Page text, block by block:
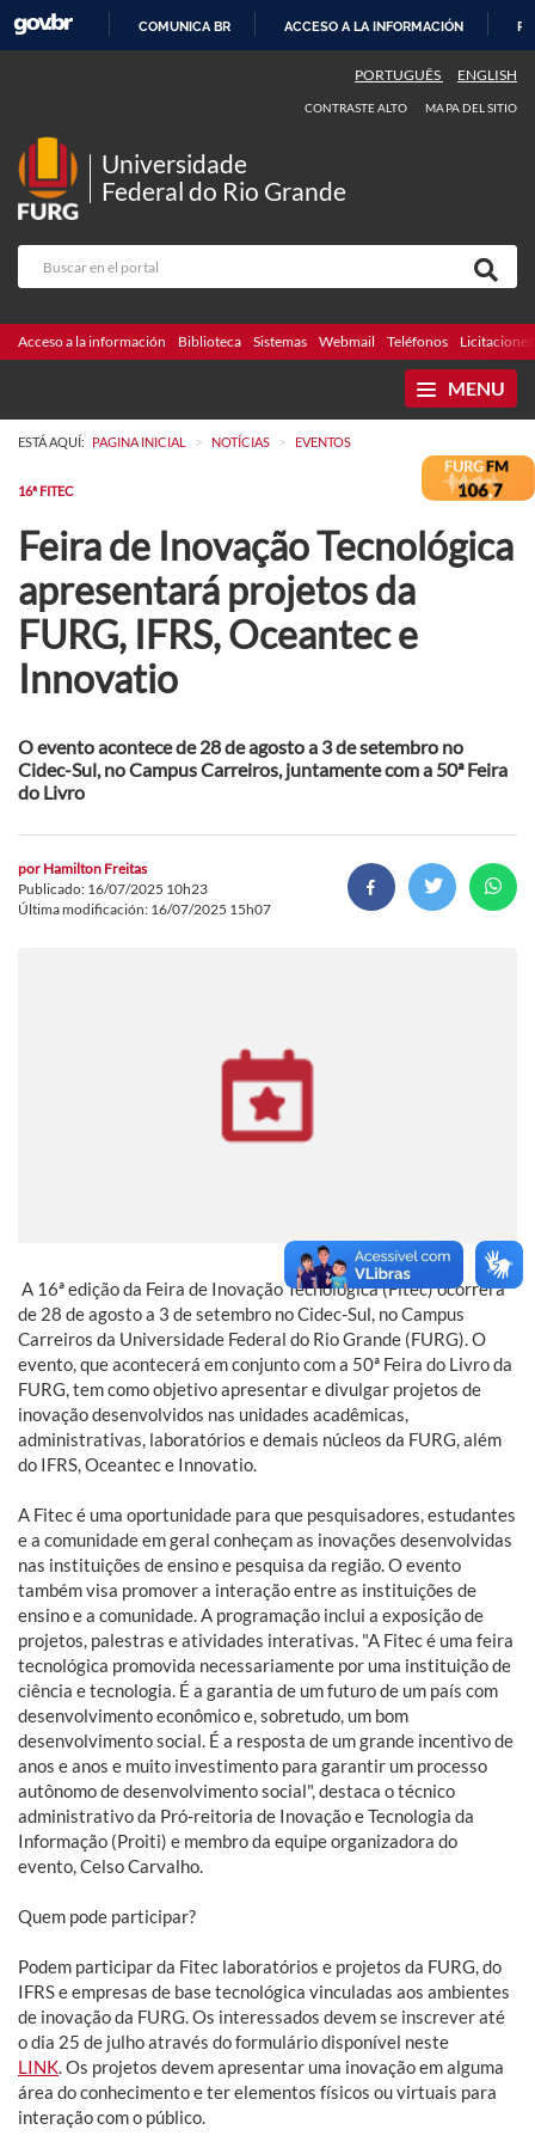
CONTENIDO
COMUNICA BR ACCESO A LA INFORMACIÓN
PORTUGUÊS ENGLISH
CONTRASTE ALTO MAPA DEL SITIO
Universidade
Federal do Rio Grande
Acceso a la información Biblioteca Sistemas Webmail Teléfonos Licitaciones
MENU
ESTÁ AQUÍ: PAGINA INICIAL > NOTÍCIAS > EVENTOS
16ª FITEC
Feira de Inovação Tecnológica
apresentará projetos da
FURG, IFRS, Oceantec e
Innovatio
O evento acontece de 28 de agosto a 3 de setembro no
Cidec-Sul, no Campus Carreiros, juntamente com a 50ª Feira
do Livro
por Hamilton Freitas
Publicado: 16/07/2025 10h23
Última modificación: 16/07/2025 15h07
A 16ª edição da Feira de Inovação Tecnológica (Fitec) ocorrerá
de 28 de agosto a 3 de setembro no Cidec-Sul, no Campus
Carreiros da Universidade Federal do Rio Grande (FURG). O
evento, que acontecerá em conjunto com a 50ª Feira do Livro da
FURG, tem como objetivo apresentar e divulgar projetos de
inovação desenvolvidos nas unidades acadêmicas,
administrativas, laboratórios e demais núcleos da FURG, além
do IFRS, Oceantec e Innovatio.
A Fitec é uma oportunidade para que pesquisadores, estudantes
e a comunidade em geral conheçam as inovações desenvolvidas
nas instituições de ensino e pesquisa da região. O evento
também visa promover a interação entre as instituições de
ensino e a comunidade. A programação inclui a exposição de
projetos, palestras e atividades interativas. "A Fitec é uma feira
tecnológica promovida necessariamente por uma instituição de
ciência e tecnologia. É a garantia de um futuro de um país com
desenvolvimento econômico e, sobretudo, um bom
desenvolvimento social. É a resposta de um grande incentivo de
anos e anos e muito investimento para garantir um processo
autônomo de desenvolvimento social", destaca o técnico
administrativo da Pró-reitoria de Inovação e Tecnologia da
Informação (Proiti) e membro da equipe organizadora do
evento, Celso Carvalho.
Quem pode participar?
Podem participar da Fitec laboratórios e projetos da FURG, do
IFRS e empresas de base tecnológica vinculadas aos ambientes
de inovação da FURG. Os interessados devem se inscrever até
o dia 25 de julho através do formulário disponível neste
LINK. Os projetos devem apresentar uma inovação em alguma
área do conhecimento e ter elementos físicos ou virtuais para
interação com o público.